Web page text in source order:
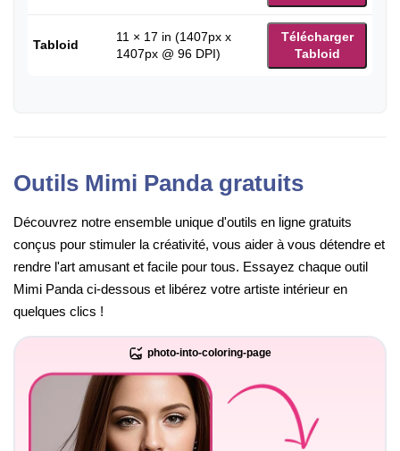
Tabloid
11 × 17 in (1407px x
1407px @ 96 DPI)
Télécharger
Tabloid
Outils Mimi Panda gratuits
Découvrez notre ensemble unique d'outils en ligne gratuits
conçus pour stimuler la créativité, vous aider à vous détendre et
rendre l'art amusant et facile pour tous. Essayez chaque outil
Mimi Panda ci-dessous et libérez votre artiste intérieur en
quelques clics !
photo-into-coloring-page